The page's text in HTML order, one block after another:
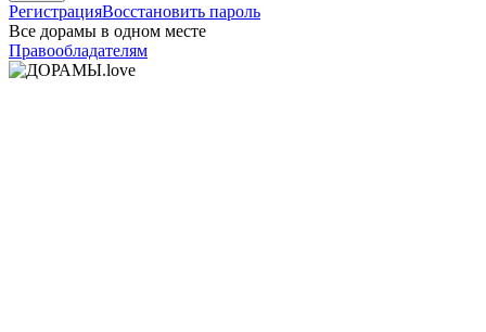
РегистрацияВосстановить пароль
Все дорамы в одном месте
Правообладателям